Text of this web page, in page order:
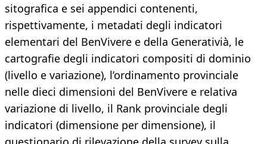
sitografica e sei appendici contenenti,
rispettivamente, i metadati degli indicatori
elementari del BenVivere e della Generativià, le
cartografie degli indicatori compositi di dominio
(livello e variazione), l’ordinamento provinciale
nelle dieci dimensioni del BenVivere e relativa
variazione di livello, il Rank provinciale degli
indicatori (dimensione per dimensione), il